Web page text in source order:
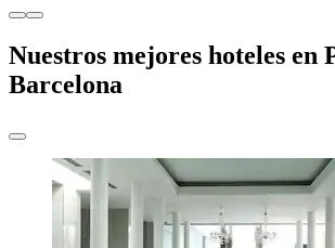
Nuestros mejores hoteles en
Barcelona